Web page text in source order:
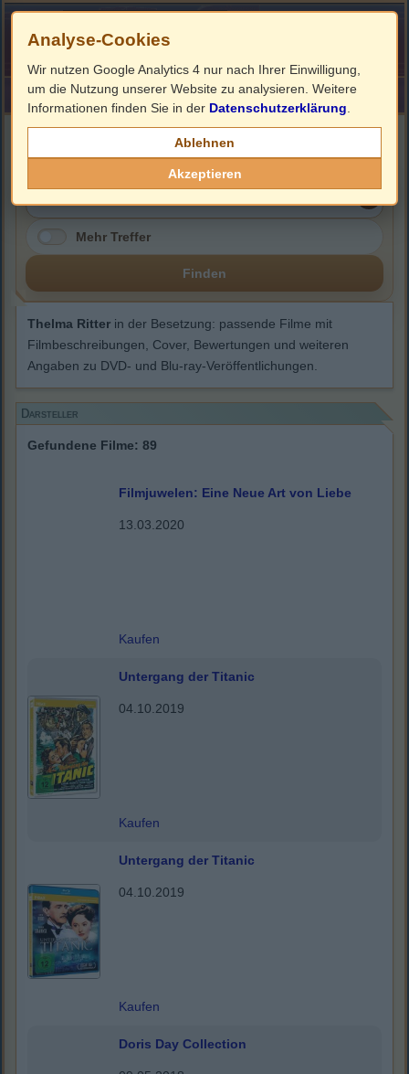
HOME ImpressumLinks
Thelma Ritter
Mehr Treffer
Finden
Thelma Ritter in der Besetzung: passende Filme mit
Filmbeschreibungen, Cover, Bewertungen und weiteren
Angaben zu DVD- und Blu-ray-Veröffentlichungen.
Darsteller
Gefundene Filme: 89
Filmjuwelen: Eine Neue Art von Liebe
13.03.2020
Kaufen
Untergang der Titanic
04.10.2019
Kaufen
Untergang der Titanic
04.10.2019
Kaufen
Doris Day Collection
Analyse-Cookies
Wir nutzen Google Analytics 4 nur nach Ihrer Einwilligung,
um die Nutzung unserer Website zu analysieren. Weitere
Informationen finden Sie in der Datenschutzerklärung
Ablehnen
Akzeptieren